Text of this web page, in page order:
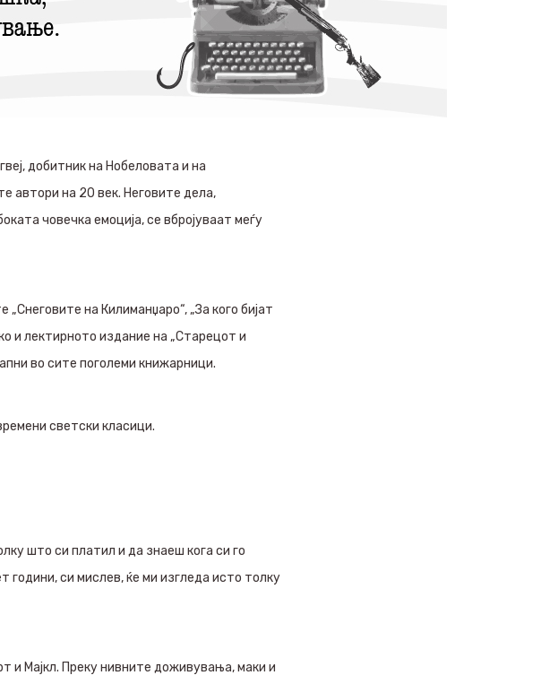
добитник на Нобеловата и на
автори на 20 век. Неговите дела,
човечка емоција, се вбројуваат меѓу
на Килиманџаро“, „За кого бијат
и лектирното издание на „Старецот и
во сите поголеми книжарници.
светски класици.
што си платил и да знаеш кога си го
години, си мислев, ќе ми изгледа исто толку
и Мајкл. Преку нивните доживувања, маки и